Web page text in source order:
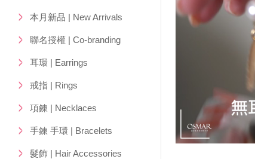
本月新品 | New Arrivals
聯名授權 | Co-branding
耳環 | Earrings
戒指 | Rings
項鍊 | Necklaces
手鍊 手環 | Bracelets
髮飾 | Hair Accessories